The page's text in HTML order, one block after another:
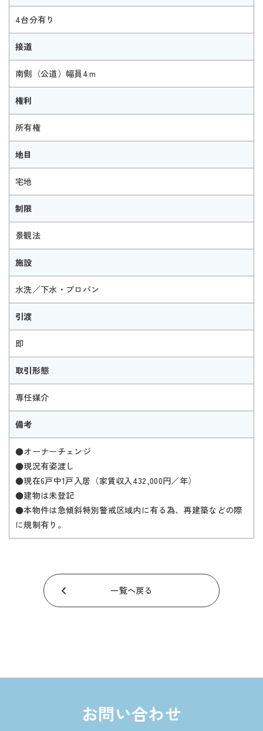
4台分有り
接道
南側（公道）幅員4ｍ
権利
所有権
地目
宅地
制限
景観法
施設
水洗／下水・プロパン
引渡
即
取引形態
専任媒介
備考
●オーナーチェンジ
●現況有姿渡し
●現在6戸中1戸入居（家賃収入432,000円／年）
●建物は未登記
●本物件は急傾斜特別警戒区域内に有る為、再建築などの際
に規制有り。
一覧へ戻る
お問い合わせ